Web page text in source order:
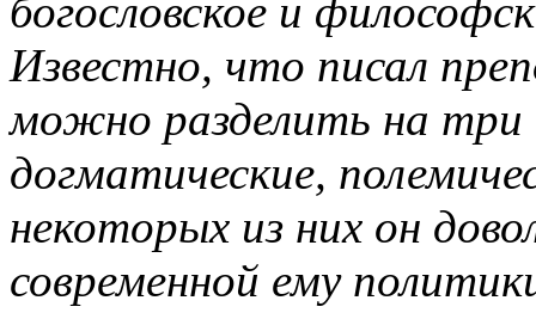
богословское и
Известно, что писал
можно разделить на три
догматические,
некоторых из них он
современной ему